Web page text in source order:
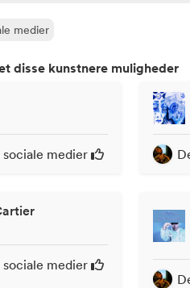
medier
disse kunstnere muligheder
medier
medier